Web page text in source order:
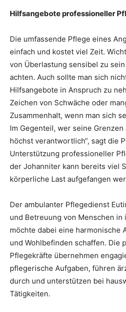
Hilfsangebote professioneller
Die umfassende Pflege eines
einfach und kostet viel Zeit.
von Überlastung sensibel zu
achten. Auch sollte man sich
Hilfsangebote in Anspruch zu
Zeichen von Schwäche oder
Zusammenhalt, wenn man sich
Im Gegenteil, wer seine
höchst verantwortlich“, sagt die
Unterstützung professioneller
der Johanniter kann bereits viel
körperliche Last aufgefangen
Der ambulanter Pflegedienst
und Betreuung von Menschen in
möchte dabei eine harmonische
und Wohlbefinden schaffen. Die
Pflegekräfte übernehmen
pflegerische Aufgaben, führen
durch und unterstützen bei
Tätigkeiten.